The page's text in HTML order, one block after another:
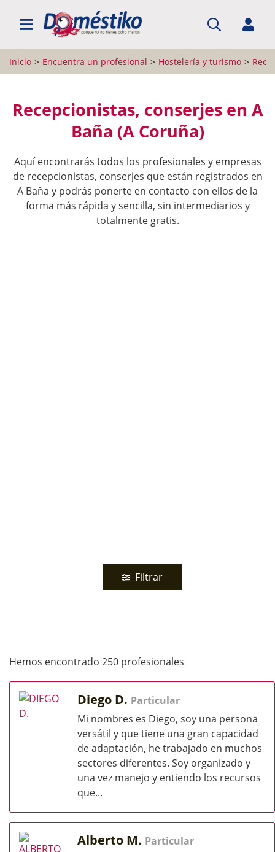
BUSCAR PROFESIONALES
Inicio Encuentra un profesional Hostelería y turismo
Recepcionistas, conserjes en A
Baña (A Coruña)
Aquí encontrarás todos los profesionales y empresas
de recepcionistas, conserjes que están registrados en
A Baña y podrás ponerte en contacto con ellos de la
forma más rápida y sencilla, sin intermediarios y
totalmente gratis.
Filtrar
Hemos encontrado 250 profesionales
Diego D. Particular
Mi nombres es Diego, soy una persona
versátil y que tiene una gran capacidad
de adaptación, he trabajado en muchos
sectores diferentes. Soy organizado y
una vez manejo y entiendo los recursos
que...
Alberto M. Particular